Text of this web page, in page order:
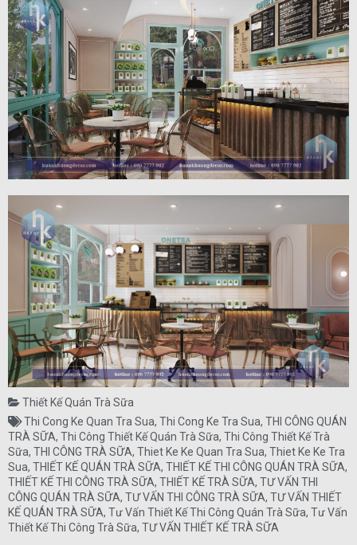
Thiết Kế Quán Trà Sữa
Thi Cong Ke Quan Tra Sua, Thi Cong Ke Tra Sua, THI CÔNG QUÁN
TRÀ SỮA, Thi Công Thiết Kế Quán Trà Sữa, Thi Công Thiết Kế Trà
Sữa, THI CÔNG TRÀ SỮA, Thiet Ke Ke Quan Tra Sua, Thiet Ke Ke Tra
Sua, THIẾT KẾ QUÁN TRÀ SỮA, THIẾT KẾ THI CÔNG QUÁN TRÀ SỮA,
THIẾT KẾ THI CÔNG TRÀ SỮA, THIẾT KẾ TRÀ SỮA, TƯ VẤN THI
CÔNG QUÁN TRÀ SỮA, TƯ VẤN THI CÔNG TRÀ SỮA, TƯ VẤN THIẾT
KẾ QUÁN TRÀ SỮA, Tư Vấn Thiết Kế Thi Công Quán Trà Sữa, Tư Vấn
Thiết Kế Thi Công Trà Sữa, TƯ VẤN THIẾT KẾ TRÀ SỮA